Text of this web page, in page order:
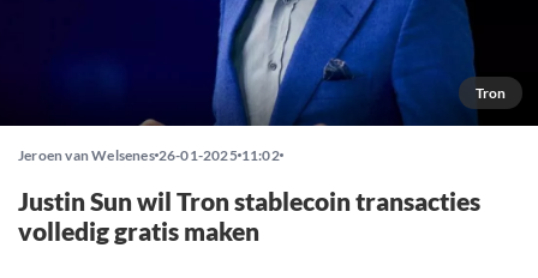
Tron
Jeroen van Welsenes 26-01-2025 11:02
Justin Sun wil Tron stablecoin transacties
volledig gratis maken